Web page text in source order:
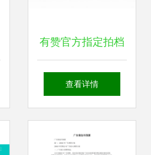
有赞官方指定拍档
双十二活动 上海木
企业腾飞
查看详情